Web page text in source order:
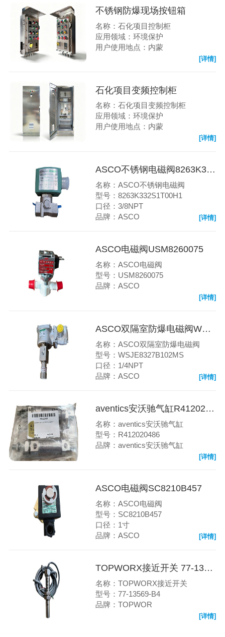
不锈钢防爆现场按钮箱
名称：石化项目控制柜
应用领域：环境保护
用户使用地点：内蒙
[详情]
石化项目变频控制柜
名称：石化项目变频控制柜
应用领域：环境保护
用户使用地点：内蒙
[详情]
ASCO不锈钢电磁阀8263K332S1T00H1
名称：ASCO不锈钢电磁阀
型号：8263K332S1T00H1
口径：3/8NPT
品牌：ASCO
[详情]
ASCO电磁阀USM8260075
名称：ASCO电磁阀
型号：USM8260075
品牌：ASCO
[详情]
ASCO双隔室防爆电磁阀WSJE8327B102MS
名称：ASCO双隔室防爆电磁阀
型号：WSJE8327B102MS
口径：1/4NPT
品牌：ASCO
[详情]
aventics安沃驰气缸R412020486
名称：aventics安沃驰气缸
型号：R412020486
品牌：aventics安沃驰气缸
[详情]
ASCO电磁阀SC8210B457
名称：ASCO电磁阀
型号：SC8210B457
口径：1寸
品牌：ASCO
[详情]
TOPWORX接近开关 77-13569-B4
名称：TOPWORX接近开关
型号：77-13569-B4
品牌：TOPWOR
[详情]